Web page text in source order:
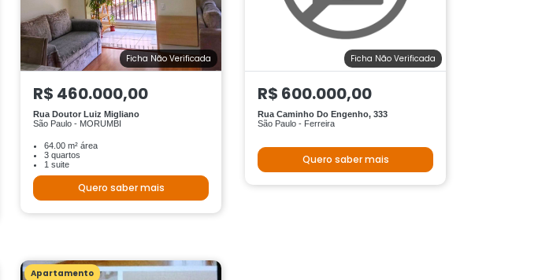
Ficha Não Verificada
R$ 460.000,00
Rua Doutor Luiz Migliano
São Paulo - MORUMBI
64.00 m² área
3 quartos
1 suite
Quero saber mais
Ficha Não Verificada
R$ 600.000,00
Rua Caminho Do Engenho, 333
São Paulo - Ferreira
Quero saber mais
Apartamento